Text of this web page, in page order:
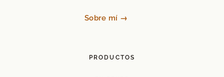
Sobre mí →
PRODUCTOS